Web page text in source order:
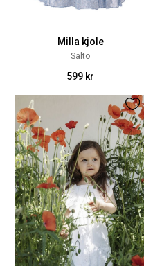
Milla kjole
Salto
599 kr